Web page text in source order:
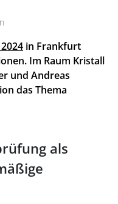
in Frankfurt
Im Raum Kristall
und Andreas
das Thema
als